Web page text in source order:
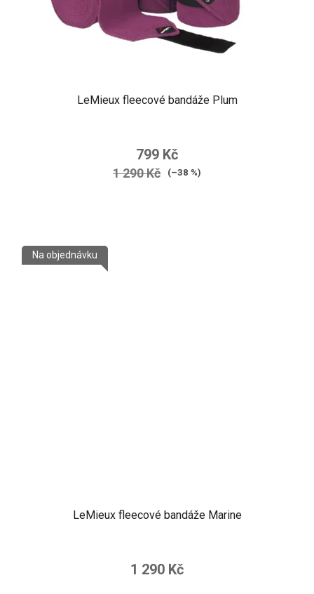
LeMieux fleecové bandáže Plum
799 Kč
1 290 Kč (–38 %)
LeMieux fleecové bandáže Marine
Na objednávku
1 290 Kč